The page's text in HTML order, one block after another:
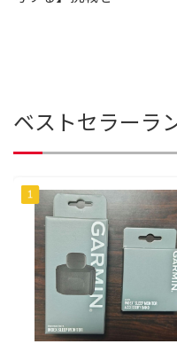
ベストセラーラ